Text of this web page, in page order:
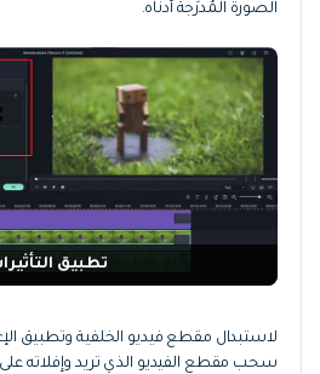
الصورة المُدرَجة أدناه.
تطبيق
لاستبدال مقطع فيديو الخلفية وتطبيق
سحب مقطع الفيديو الذي تريد وإفلاته